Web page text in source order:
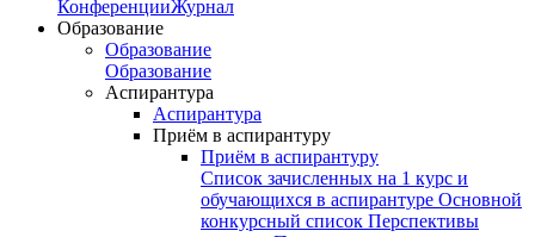
КонференцииЖурнал
Образование
Образование
Образование
Аспирантура
Аспирантура
Приём в аспирантуру
Приём в аспирантуру
Список зачисленных на 1 курс и
обучающихся в аспирантуре Основной
конкурсный список Перспективы